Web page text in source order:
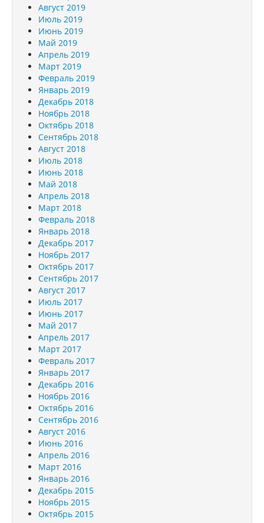
Август 2019
Июль 2019
Июнь 2019
Май 2019
Апрель 2019
Март 2019
Февраль 2019
Январь 2019
Декабрь 2018
Ноябрь 2018
Октябрь 2018
Сентябрь 2018
Август 2018
Июль 2018
Июнь 2018
Май 2018
Апрель 2018
Март 2018
Февраль 2018
Январь 2018
Декабрь 2017
Ноябрь 2017
Октябрь 2017
Сентябрь 2017
Август 2017
Июль 2017
Июнь 2017
Май 2017
Апрель 2017
Март 2017
Февраль 2017
Январь 2017
Декабрь 2016
Ноябрь 2016
Октябрь 2016
Сентябрь 2016
Август 2016
Июнь 2016
Апрель 2016
Март 2016
Январь 2016
Декабрь 2015
Ноябрь 2015
Октябрь 2015